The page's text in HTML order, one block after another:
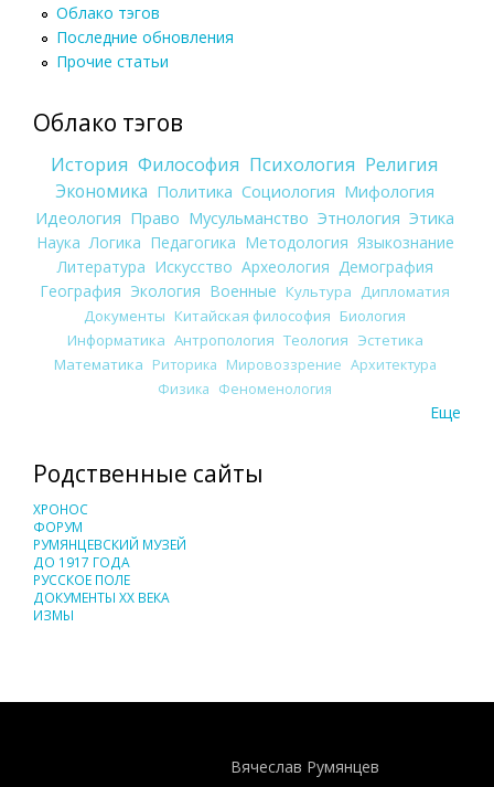
Облако тэгов
Последние обновления
Прочие статьи
Облако тэгов
История Философия Психология Религия
Экономика Политика Социология Мифология
Идеология Право Мусульманство Этнология Этика
Наука Логика Педагогика Методология Языкознание
Литература Искусство Археология Демография
География Экология Военные Культура
Дипломатия
Документы Китайская философия Биология
Информатика Антропология Теология Эстетика
Математика Риторика Мировоззрение Архитектура
Физика Феноменология
Еще
Родственные сайты
ХРОНОС
ФОРУМ
РУМЯНЦЕВСКИЙ МУЗЕЙ
ДО 1917 ГОДА
РУССКОЕ ПОЛЕ
ДОКУМЕНТЫ XX ВЕКА
ИЗМЫ
Вячеслав Румянцев